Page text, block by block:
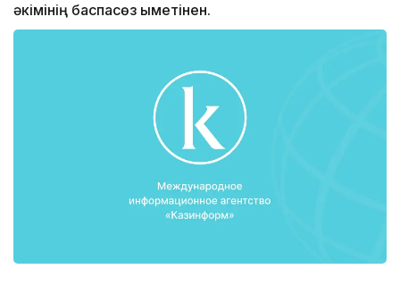
әкімінің баспасөз қыметінен.